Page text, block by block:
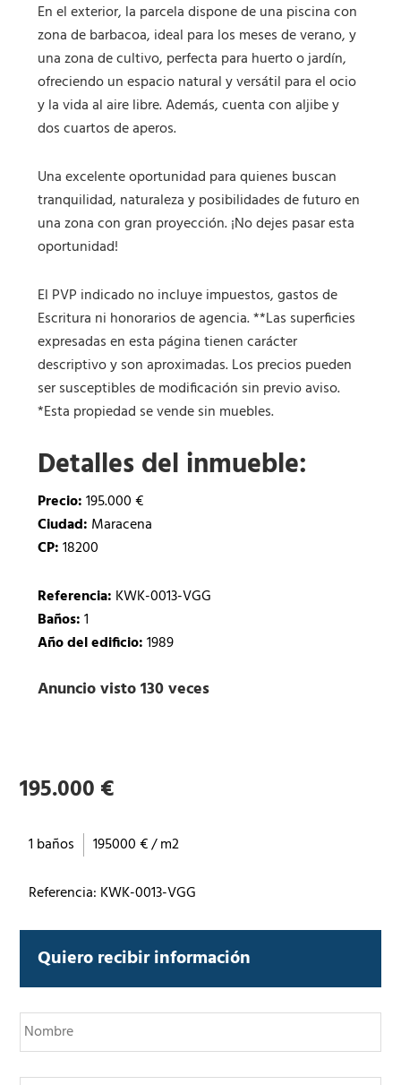
En el exterior, la parcela dispone de una piscina con
zona de barbacoa, ideal para los meses de verano, y
una zona de cultivo, perfecta para huerto o jardín,
ofreciendo un espacio natural y versátil para el ocio
y la vida al aire libre. Además, cuenta con aljibe y
dos cuartos de aperos.
Una excelente oportunidad para quienes buscan
tranquilidad, naturaleza y posibilidades de futuro en
una zona con gran proyección. ¡No dejes pasar esta
oportunidad!
El PVP indicado no incluye impuestos, gastos de
Escritura ni honorarios de agencia. **Las superficies
expresadas en esta página tienen carácter
descriptivo y son aproximadas. Los precios pueden
ser susceptibles de modificación sin previo aviso.
*Esta propiedad se vende sin muebles.
Detalles del inmueble:
Precio:195.000 €
Ciudad: Maracena
CP:18200
Referencia: KWK-0013-VGG
Baños:1
Año del edificio:1989
Anuncio visto 130 veces
195.000 €
1 baños 195000 € / m2
Referencia: KWK-0013-VGG
Quiero recibir información
N
o
m
T